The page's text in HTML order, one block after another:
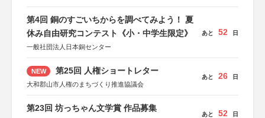
第4回 銅のすごいちからを調べてみよう！ 夏
休み自由研究コンテスト《小・中学生限定》
一般社団法人日本銅センター
あと 52 日
NEW 第25回 人権ショートレター
大和郡山市人権のまちづくり推進協議会
あと 26 日
第23回 坊っちゃん文学賞 作品募集
あと 52 日